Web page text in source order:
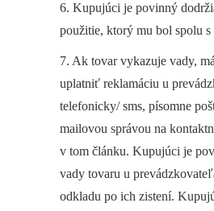
6. Kupujúci je povinný
použitie, ktorý mu bol spolu s
7. Ak tovar vykazuje vady,
uplatniť reklamáciu u
telefonicky/ sms, písomne
mailovou správou na
v tom článku. Kupujúci je
vady tovaru u
odkladu po ich zistení.